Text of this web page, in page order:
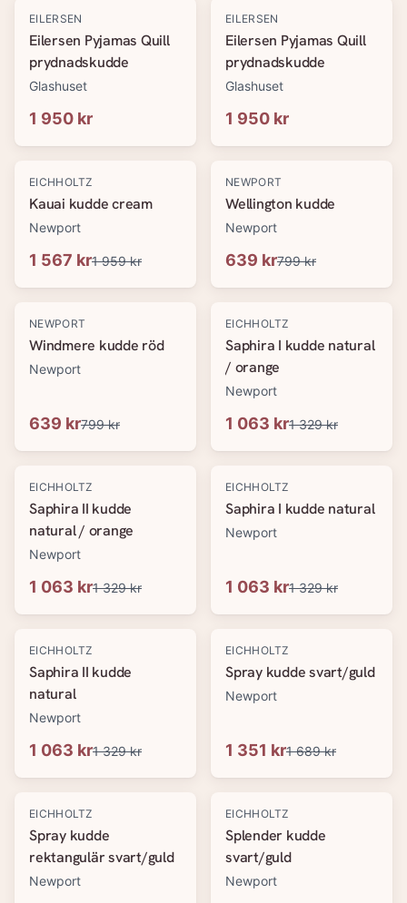
EILERSEN
Eilersen Pyjamas Quill
prydnadskudde
Glashuset
1 950 kr
EILERSEN
Eilersen Pyjamas Quill
prydnadskudde
Glashuset
1 950 kr
-20%
EICHHOLTZ
Kauai kudde cream
Newport
1 567 kr1 959 kr
-20%
NEWPORT
Wellington kudde
Newport
639 kr799 kr
-20%
NEWPORT
Windmere kudde röd
Newport
639 kr799 kr
-20%
EICHHOLTZ
Saphira I kudde natural
/ orange
Newport
1 063 kr1 329 kr
-20%
EICHHOLTZ
Saphira II kudde
natural / orange
Newport
1 063 kr1 329 kr
-20%
EICHHOLTZ
Saphira I kudde natural
Newport
1 063 kr1 329 kr
-20%
EICHHOLTZ
Saphira II kudde
natural
Newport
1 063 kr1 329 kr
-20%
EICHHOLTZ
Spray kudde svart/guld
Newport
1 351 kr1 689 kr
-20%
EICHHOLTZ
Spray kudde
rektangulär svart/guld
Newport
-20%
EICHHOLTZ
Splender kudde
svart/guld
Newport